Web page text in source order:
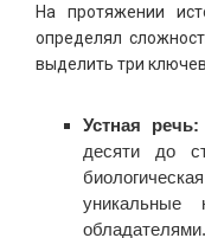
На протяжении
определял
выделить три
Устная речь:
десяти до
обладателями.